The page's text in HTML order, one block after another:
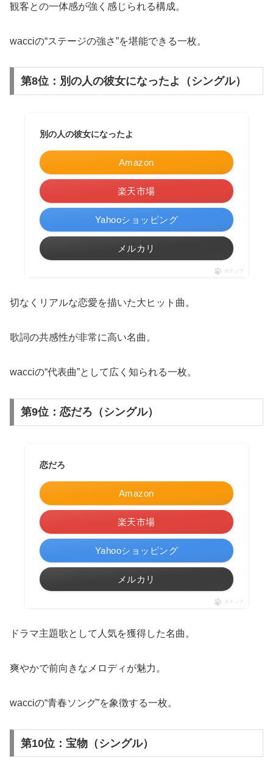
観客との一体感が強く感じられる構成。
wacciの“ステージの強さ”を堪能できる一枚。
第8位：別の人の彼女になったよ（シングル）
別の人の彼女になったよ
Amazon
楽天市場
Yahooショッピング
メルカリ
ポチップ
切なくリアルな恋愛を描いた大ヒット曲。
歌詞の共感性が非常に高い名曲。
wacciの“代表曲”として広く知られる一枚。
第9位：恋だろ（シングル）
恋だろ
Amazon
楽天市場
Yahooショッピング
メルカリ
ポチップ
ドラマ主題歌として人気を獲得した名曲。
爽やかで前向きなメロディが魅力。
wacciの“青春ソング”を象徴する一枚。
第10位：宝物（シングル）